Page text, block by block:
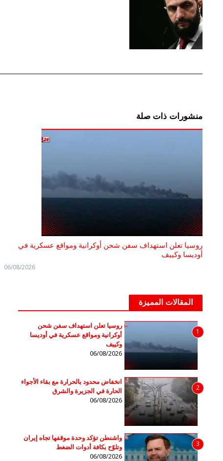
منشورات ذات صلة
روسيا تعلن استهداف سفن شحن أوكرانية ومواقع عسكرية في
أوديسا وكييف
06/08/2026
المقالات المميزة
1
روسيا تعلن استهداف سفن شحن
أوكرانية ومواقع عسكرية في أوديسا
وكييف
06/08/2026
2
انخفاض محدود بالحرارة مع بقاء الأجواء
الحارة في الجزيرة والشرق
06/08/2026
3
واشنطن تؤكد وحدة موقفها تجاه إيران
وتلوّح بكافة أدوات الضغط
06/08/2026